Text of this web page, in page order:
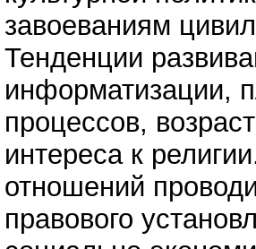
завоеваниям
Тенденции
информатизации,
процессов,
интереса к
отношений
правового